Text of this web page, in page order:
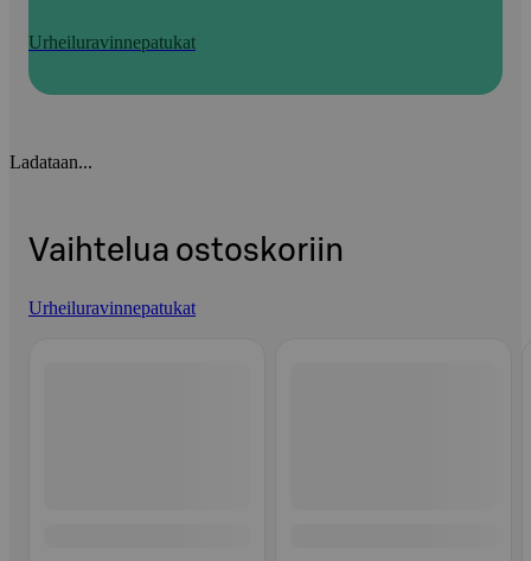
Urheiluravinnepatukat
Ladataan...
Vaihtelua ostoskoriin
Urheiluravinnepatukat